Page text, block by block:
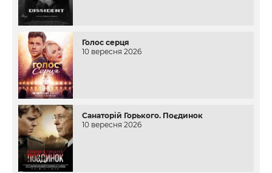
Голос серця
10 вересня 2026
Санаторій Горького. Поєдинок
10 вересня 2026